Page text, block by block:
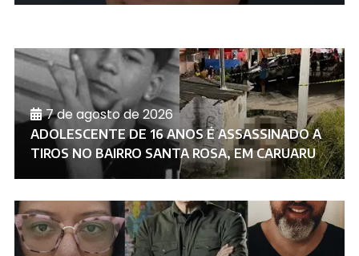
7 de agosto de 2026
ADOLESCENTE DE 16 ANOS É ASSASSINADO A
TIROS NO BAIRRO SANTA ROSA, EM CARUARU